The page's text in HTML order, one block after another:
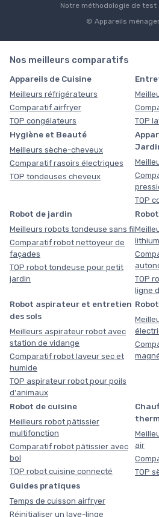
Notre méthodologie de test
© Appareils
Nos meilleurs comparatifs
Appareils de Cuisine
Meilleurs réfrigérateurs
Comparatif airfryer
TOP congélateurs
TOP
Hygiène et Beauté
Meilleurs sèche-cheveux
Comparatif rasoirs électriques
TOP tondeuses cheveux
TOP
Robot de jardin
Meilleurs robots tondeuse sans fil
Comparatif robot nettoyeur de
façades
TOP robot tondeuse pour petit
jardin
lithium
TOP
ligne
Robot aspirateur et entretien
des sols
Meilleurs aspirateur robot avec
station de vidange
Comparatif robot laveur sec et
humide
TOP aspirateur robot pour poils
d'animaux
Robot de cuisine
Meilleurs robot pâtissier
multifonction
Comparatif robot pâtissier avec
bol
TOP robot cuisine connecté
air
TOP
Guides pratiques
Temps de cuisson airfryer
Réinitialiser un lave-linge